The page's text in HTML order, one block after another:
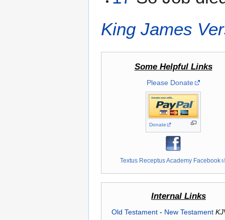
King James
Some Helpful Links
Please Donate
Donate
Textus Receptus Academy Facebook
Internal Links
Old Testament- New Testament